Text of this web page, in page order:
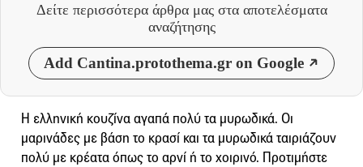
Δείτε περισσότερα άρθρα μας στα αποτελέσματα
αναζήτησης
Add Cantina.protothema.gr on Google
Η ελληνική κουζίνα αγαπά πολύ τα μυρωδικά. Οι
μαρινάδες με βάση το κρασί και τα μυρωδικά ταιριάζουν
πολύ με κρέατα όπως το αρνί ή το χοιρινό. Προτιμήστε